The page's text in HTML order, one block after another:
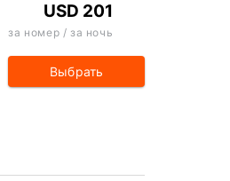
USD 201
за номер / за ночь
Выбрать